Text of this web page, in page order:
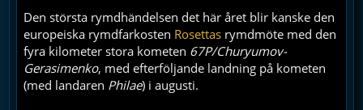
Den största rymdhändelsen det här året blir kanske den
europeiska rymdfarkosten Rosettas rymdmöte med den
fyra kilometer stora kometen 67P/Churyumov-
Gerasimenko, med efterföljande landning på kometen
(med landaren Philae) i augusti.